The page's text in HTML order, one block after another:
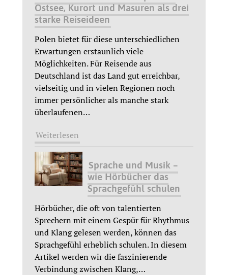
Ostsee, Kurort und Masuren als drei
starke Reiseideen
Polen bietet für diese unterschiedlichen
Erwartungen erstaunlich viele
Möglichkeiten. Für Reisende aus
Deutschland ist das Land gut erreichbar,
vielseitig und in vielen Regionen noch
immer persönlicher als manche stark
überlaufenen…
Weiterlesen
Sprache und Musik –
wie Hörbücher das
Sprachgefühl schulen
Hörbücher, die oft von talentierten
Sprechern mit einem Gespür für Rhythmus
und Klang gelesen werden, können das
Sprachgefühl erheblich schulen. In diesem
Artikel werden wir die faszinierende
Verbindung zwischen Klang,…